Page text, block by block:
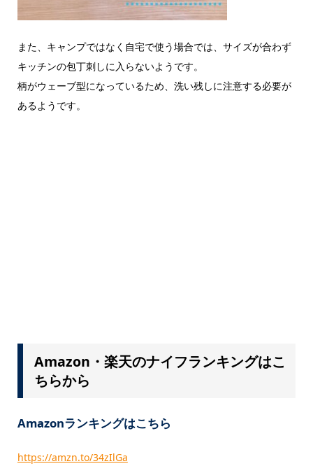
また、キャンプではなく自宅で使う場合では、サイズが合わず
キッチンの包丁刺しに入らないようです。
柄がウェーブ型になっているため、洗い残しに注意する必要が
あるようです。
Amazon・楽天のナイフランキングはこ
ちらから
Amazonランキングはこちら
https://amzn.to/34zIlGa